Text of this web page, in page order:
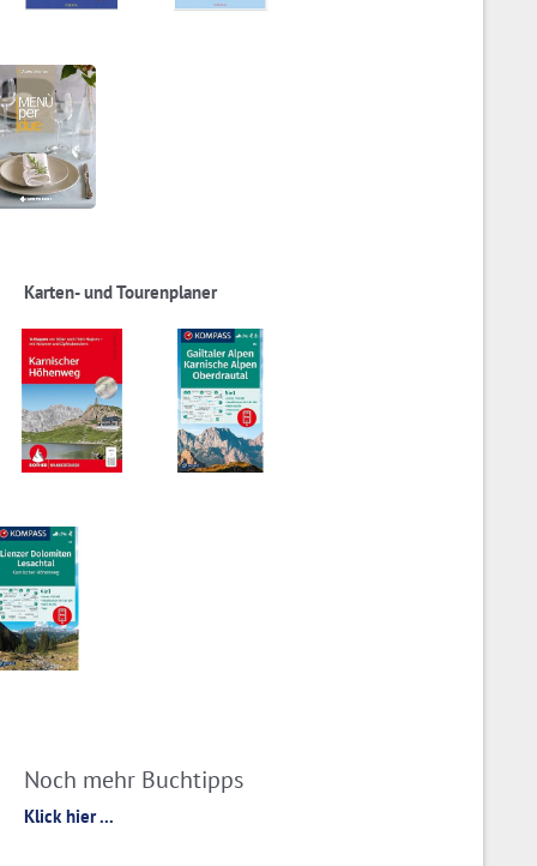
Karten- und Tourenplaner
Noch mehr Buchtipps
Klick hier ...